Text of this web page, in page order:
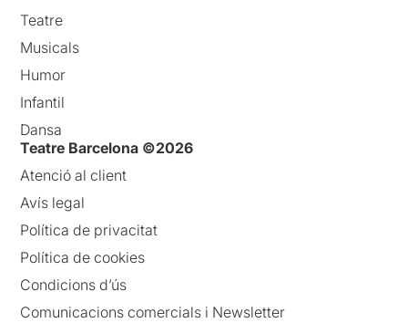
Teatre
Musicals
Humor
Infantil
Dansa
Teatre Barcelona ©2026
Atenció al client
Avís legal
Política de privacitat
Política de cookies
Condicions d’ús
Comunicacions comercials i Newsletter